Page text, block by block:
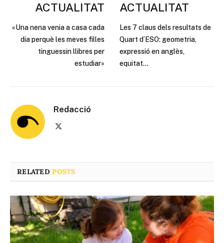
ACTUALITAT
«Una nena venia a casa cada
dia perquè les meves filles
tinguessin llibres per
estudiar»
ACTUALITAT
Les 7 claus dels resultats de
Quart d’ESO: geometria,
expressió en anglès,
equitat…
Redacció
RELATEDPOSTS